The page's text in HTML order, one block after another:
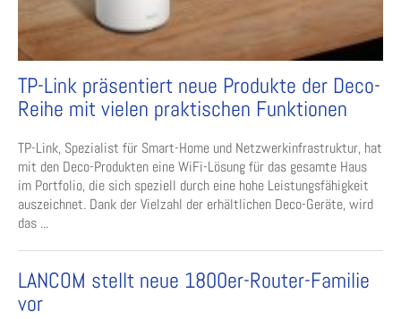
TP-Link präsentiert neue Produkte der Deco-
Reihe mit vielen praktischen Funktionen
TP-Link, Spezialist für Smart-Home und Netzwerkinfrastruktur, hat
mit den Deco-Produkten eine WiFi-Lösung für das gesamte Haus
im Portfolio, die sich speziell durch eine hohe Leistungsfähigkeit
auszeichnet. Dank der Vielzahl der erhältlichen Deco-Geräte, wird
das ...
LANCOM stellt neue 1800er-Router-Familie
vor